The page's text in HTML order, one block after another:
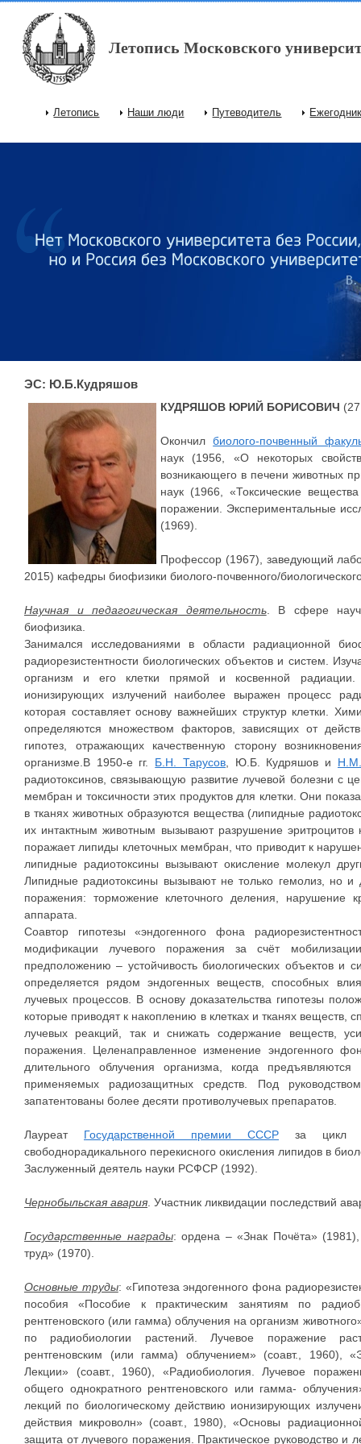
Перейти к основному содержанию
Летопись Московского
Главное меню
Летопись Наши люди Путеводитель
ЭС: Ю.Б.Кудряшов
КУДРЯШОВ ЮРИЙ БОРИСОВИЧ
Окончилбиолого-почвенный
наук (1956, «О некоторых
возникающего в печени животных
наук (1966, «Токсические
поражении. Экспериментальные
(1969).
Профессор (1967), заведующий
2015) кафедры биофизики биолого-почвенного/
Научная и педагогическая деятельность. В сфере
биофизика.
Занимался исследованиями в области радиационной
радиорезистентности биологических объектов и систем.
организм и его клетки прямой и косвенной радиации.
ионизирующих излучений наиболее выражен процесс
которая составляет основу важнейших структур клетки.
определяются множеством факторов, зависящих от
гипотез, отражающих качественную сторону
организме.В 1950-е гг. Б.Н. Тарусов , Ю.Б. Кудряшов и
радиотоксинов, связывающую развитие лучевой болезни с
мембран и токсичности этих продуктов для клетки. Они
в тканях животных образуются вещества (липидные
их интактным животным вызывают разрушение эритроцитов
поражает липиды клеточных мембран, что приводит к
липидные радиотоксины вызывают окисление молекул
Липидные радиотоксины вызывают не только гемолиз, но и
поражения: торможение клеточного деления, нарушение
аппарата.
Соавтор гипотезы «эндогенного фона
модификации лучевого поражения за счёт
предположению – устойчивость биологических объектов и
определяется рядом эндогенных веществ, способных
лучевых процессов. В основу доказательства гипотезы
которые приводят к накоплению в клетках и тканях веществ,
лучевых реакций, так и снижать содержание веществ,
поражения. Целенаправленное изменение эндогенного
длительного облучения организма, когда
применяемых радиозащитных средств. Под
запатентованы более десяти противолучевых препаратов.
Лауреат Государственной премии СССР за цикл
свободнорадикального перекисного окисления липидов в
Заслуженный деятель науки РСФСР (1992).
Чернобыльская авария . Участник ликвидации последствий
Государственные награды: ордена – «Знак Почёта»
труд» (1970).
Основные труды: «Гипотеза эндогенного фона
пособия «Пособие к практическим занятиям по
рентгеновского (или гамма) облучения на организм
по радиобиологии растений. Лучевое поражение
рентгеновским (или гамма) облучением» (соавт., 1960),
Лекции» (соавт., 1960), «Радиобиология. Лучевое
общего однократного рентгеновского или гамма-
лекций по биологическому действию ионизирующих
действия микроволн» (соавт., 1980), «Основы
защита от лучевого поражения. Практическое руководство и